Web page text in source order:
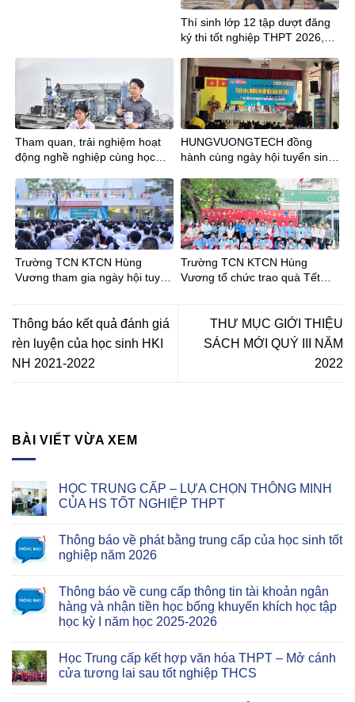
Thí sinh lớp 12 tập dượt đăng
ký thi tốt nghiệp THPT 2026,
Tham quan, trải nghiệm hoạt
động nghề nghiệp cùng học
Lưu tại Trường TCN
KTCNHùng Vương
HUNGVUONGTECH đồng
hành cùng ngày hội tuyển sinh
Trường TCN KTCN Hùng
Vương tham gia ngày hội tuyển
Trường TCN KTCN Hùng
Vương tổ chức trao quà Tết
Thông báo kết quả đánh giá
rèn luyện của học sinh HKI
NH 2021-2022
THƯ MỤC GIỚI THIỆU
SÁCH MỚI QUÝ III NĂM
2022
BÀI VIẾT VỪA XEM
HỌC TRUNG CẤP – LỰA CHỌN THÔNG MINH
CỦA HS TỐT NGHIỆP THPT
Thông báo về phát bằng trung cấp của học sinh tốt
nghiệp năm 2026
Thông báo về cung cấp thông tin tài khoản ngân
hàng và nhận tiền học bổng khuyến khích học tập
học kỳ I năm học 2025-2026
Học Trung cấp kết hợp văn hóa THPT – Mở cánh
cửa tương lai sau tốt nghiệp THCS